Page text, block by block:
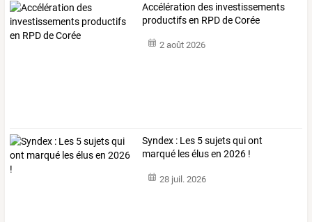
Accélération des investissements
productifs en RPD de Corée
2 août 2026
Syndex : Les 5 sujets qui ont
marqué les élus en 2026 !
28 juil. 2026